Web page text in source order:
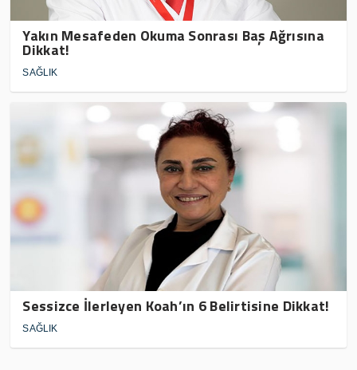
Yakın Mesafeden Okuma Sonrası Baş Ağrısına
Dikkat!
SAĞLIK
Sessizce İlerleyen Koah’ın 6 Belirtisine Dikkat!
SAĞLIK